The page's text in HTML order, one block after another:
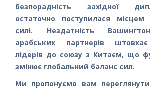
безпорадність західної
остаточно поступилася місцем
силі. Нездатність
арабських партнерів штовхає
лідерів до союзу з Китаєм, що
змінює глобальний баланс сил.
Ми пропонуємо вам переглянути